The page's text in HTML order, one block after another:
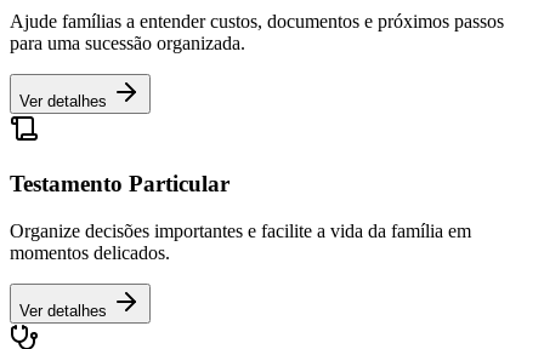
Ajude famílias a entender custos, documentos e próximos passos
para uma sucessão organizada.
Ver detalhes
Testamento Particular
Organize decisões importantes e facilite a vida da família em
momentos delicados.
Ver detalhes